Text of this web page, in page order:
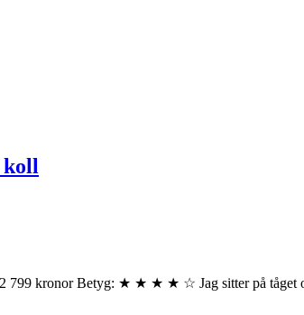
koll
799 kronor Betyg: ★ ★ ★ ★ ☆ Jag sitter på tåget